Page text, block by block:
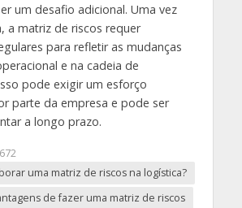
um desafio adicional. Uma vez
a matriz de riscos requer
para refletir as mudanças
e na cadeia de
pode exigir um esforço
parte da empresa e pode ser
a longo prazo.
672
uma matriz de riscos na logística?
de fazer uma matriz de riscos